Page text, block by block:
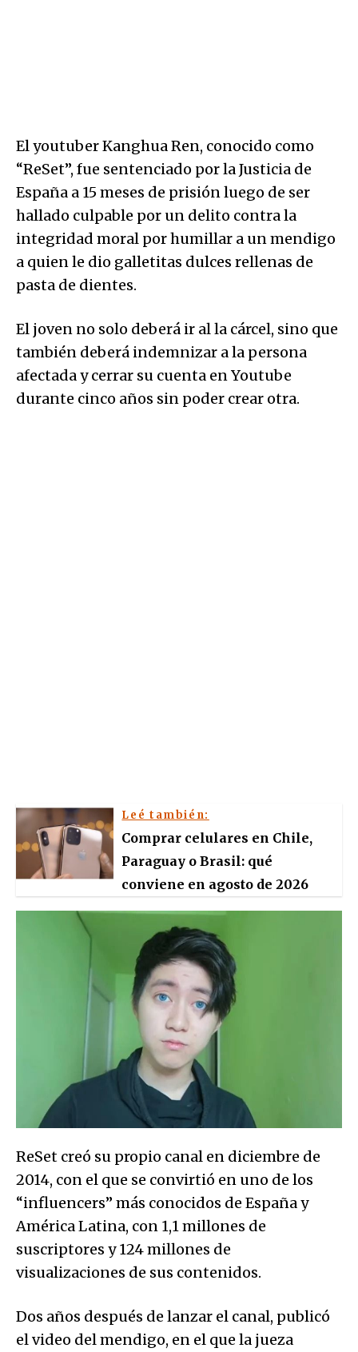
El youtuber Kanghua Ren, conocido como
“ReSet”, fue sentenciado por la Justicia de
España a 15 meses de prisión luego de ser
hallado culpable por un delito contra la
integridad moral por humillar a un mendigo
a quien le dio galletitas dulces rellenas de
pasta de dientes.
El joven no solo deberá ir al la cárcel, sino que
también deberá indemnizar a la persona
afectada y cerrar su cuenta en Youtube
durante cinco años sin poder crear otra.
Leé también:
Comprar celulares en Chile,
Paraguay o Brasil: qué
conviene en agosto de 2026
ReSet creó su propio canal en diciembre de
2014, con el que se convirtió en uno de los
“influencers” más conocidos de España y
América Latina, con 1,1 millones de
suscriptores y 124 millones de
visualizaciones de sus contenidos.
Dos años después de lanzar el canal, publicó
el video del mendigo, en el que la jueza